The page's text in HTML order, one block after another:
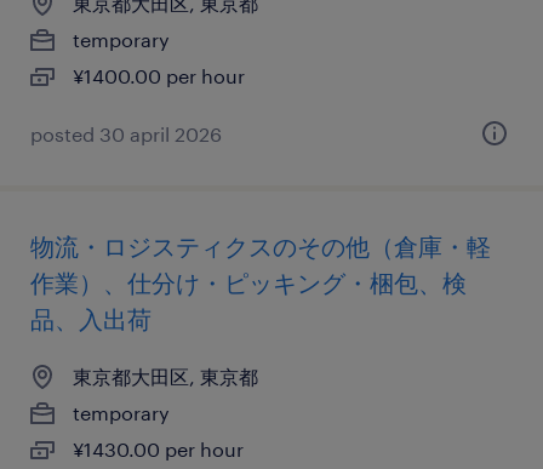
temporary
¥1400.00 per hour
posted 30 april 2026
物流・ロジスティクスのその他（倉庫・軽
作業）、仕分け・ピッキング・梱包、検
品、入出荷
東京都大田区, 東京都
temporary
¥1430.00 per hour